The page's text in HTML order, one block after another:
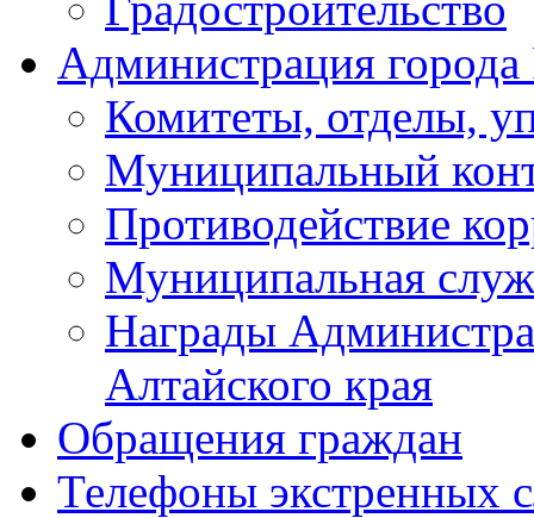
Администрация города
Комитеты, отделы,
Муниципальный
Противодействие
Муниципальная
Награды
Алтайского края
Обращения граждан
Телефоны экстренных